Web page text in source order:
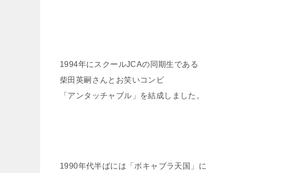
1994年にスクールJCAの同期生である
柴田英嗣さんとお笑いコンビ
「アンタッチャブル」を結成しました。
1990年代半ばには「ボキャブラ天国」に